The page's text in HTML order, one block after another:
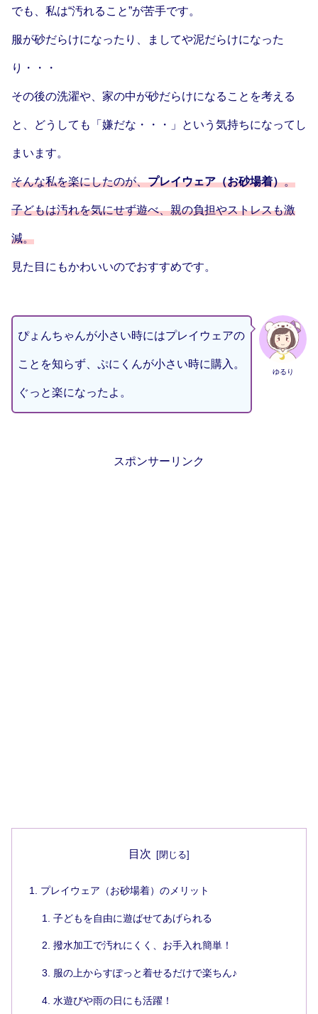
でも、私は“汚れること”が苦手です。
服が砂だらけになったり、ましてや泥だらけになった
り・・・
その後の洗濯や、家の中が砂だらけになることを考える
と、どうしても「嫌だな・・・」という気持ちになってし
まいます。
そんな私を楽にしたのが、プレイウェア（お砂場着）。
子どもは汚れを気にせず遊べ、親の負担やストレスも激
減。
見た目にもかわいいのでおすすめです。
ゆるり
ぴょんちゃんが小さい時にはプレイウェアの
ことを知らず、ぷにくんが小さい時に購入。
ぐっと楽になったよ。
スポンサーリンク
目次
プレイウェア（お砂場着）のメリット
子どもを自由に遊ばせてあげられる
撥水加工で汚れにくく、お手入れ簡単！
服の上からすぽっと着せるだけで楽ちん♪
水遊びや雨の日にも活躍！